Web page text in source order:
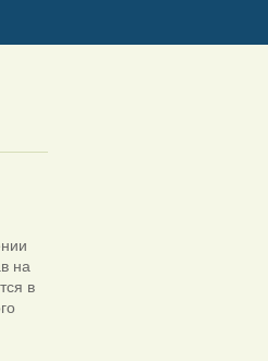
на
в